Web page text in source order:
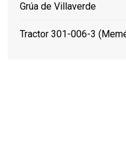
Grúa de Villaverde
Tractor 301-006-3